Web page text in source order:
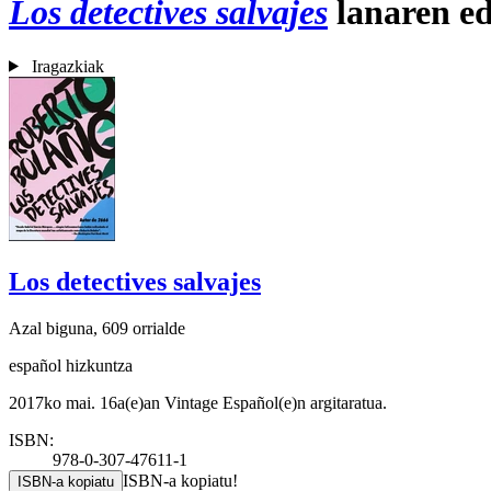
Los detectives salvajes lanaren
Iragazkiak
Los detectives salvajes
Azal biguna, 609 orrialde
español hizkuntza
2017ko mai. 16a(e)an Vintage Español(e)n argitaratua.
ISBN:
978-0-307-47611-1
ISBN-a kopiatu ISBN-a kopiatu!